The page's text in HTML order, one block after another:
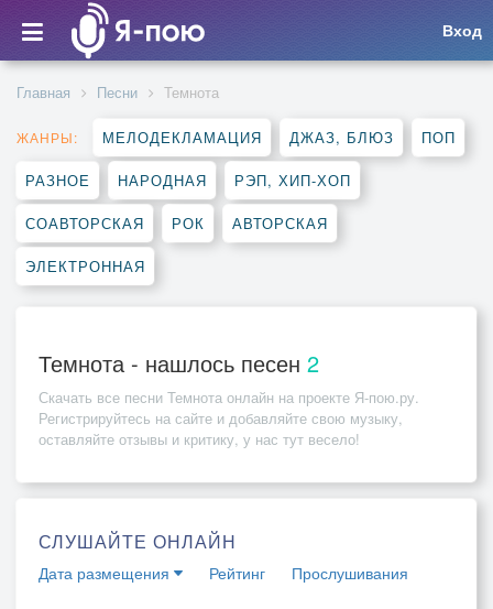
Вход
Главная Песни Темнота
ЖАНРЫ: МЕЛОДЕКЛАМАЦИЯ ДЖАЗ, БЛЮЗ ПОП
РАЗНОЕ НАРОДНАЯ РЭП, ХИП-ХОП
СОАВТОРСКАЯ РОК АВТОРСКАЯ
ЭЛЕКТРОННАЯ
Темнота - нашлось песен 2
Скачать все песни Темнота онлайн на проекте Я-пою.ру.
Регистрируйтесь на сайте и добавляйте свою музыку,
оставляйте отзывы и критику, у нас тут весело!
СЛУШАЙТЕ ОНЛАЙН
Дата размещения Рейтинг Прослушивания